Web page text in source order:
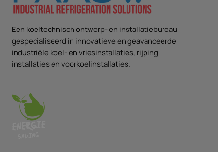
Een koeltechnisch ontwerp- en installatiebureau
gespecialiseerd in innovatieve en geavanceerde
industriële koel- en vriesinstallaties, rijping
installaties en voorkoelinstallaties.